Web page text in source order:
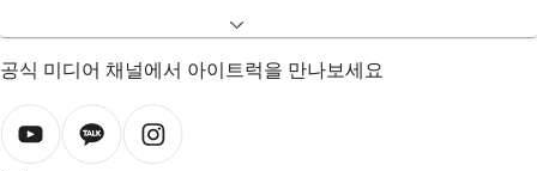
공식 미디어 채널에서 아이트럭을 만나보세요